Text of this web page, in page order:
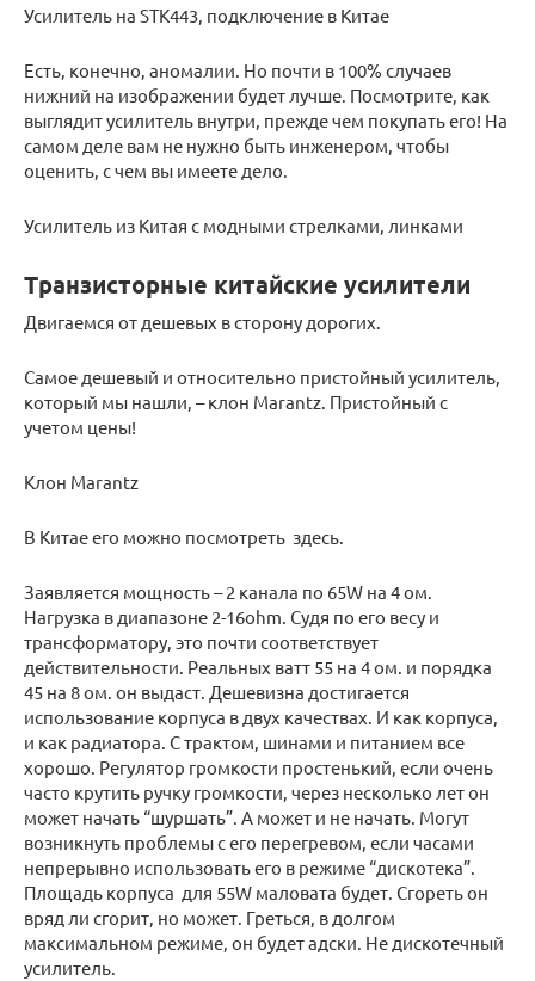
Усилитель на STK443, подключение в Китае
Есть, конечно, аномалии. Но почти в 100% случаев
нижний на изображении будет лучше. Посмотрите, как
выглядит усилитель внутри, прежде чем покупать его! На
самом деле вам не нужно быть инженером, чтобы
оценить, с чем вы имеете дело.
Усилитель из Китая с модными стрелками, линками
Транзисторные китайские усилители
Двигаемся от дешевых в сторону дорогих.
Самое дешевый и относительно пристойный усилитель,
который мы нашли, – клон Marantz. Пристойный с
учетом цены!
Клон Marantz
В Китае его можно посмотреть здесь.
Заявляется мощность – 2 канала по 65W на 4 ом.
Нагрузка в диапазоне 2-16ohm. Судя по его весу и
трансформатору, это почти соответствует
действительности. Реальных ватт 55 на 4 ом. и порядка
45 на 8 ом. он выдаст. Дешевизна достигается
использование корпуса в двух качествах. И как корпуса,
и как радиатора. С трактом, шинами и питанием все
хорошо. Регулятор громкости простенький, если очень
часто крутить ручку громкости, через несколько лет он
может начать “шуршать”. А может и не начать. Могут
возникнуть проблемы с его перегревом, если часами
непрерывно использовать его в режиме “дискотека”.
Площадь корпуса для 55W маловата будет. Сгореть он
вряд ли сгорит, но может. Греться, в долгом
максимальном режиме, он будет адски. Не дискотечный
усилитель.